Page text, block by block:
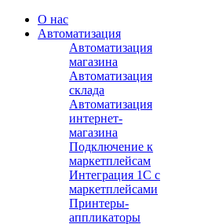
О нас
Автоматизация
Автоматизация
магазина
Автоматизация
склада
Автоматизация
интернет-
магазина
Подключение к
маркетплейсам
Интеграция 1С с
маркетплейсами
Принтеры-
аппликаторы